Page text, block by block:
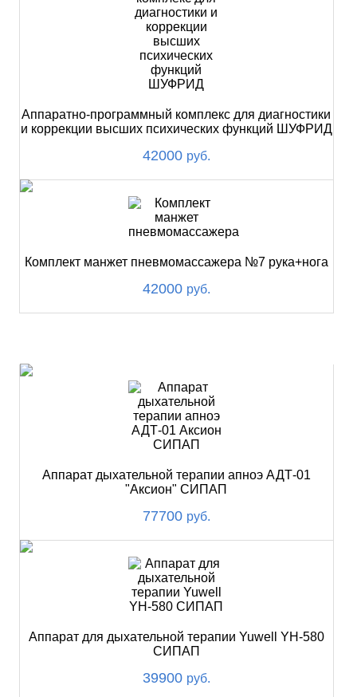
Аппаратно-программный комплекс для диагностики
и коррекции высших психических функций ШУФРИД
42000 руб.
Комплект манжет пневмомассажера №7 рука+нога
42000 руб.
Аппарат дыхательной терапии апноэ АДТ-01
"Аксион" СИПАП
77700 руб.
Аппарат для дыхательной терапии Yuwell YH-580
СИПАП
39900 руб.